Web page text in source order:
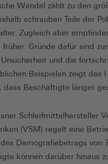
Wandel zählt zu den
schrauben Teile der
Zugleich aber
früher. Gründe dafür sind
und die
Beispielen zeigt das
dass Beschäftigte länger
Schleifmittelhersteller
(VSM) regelt eine
Demografiebetrags von
können darüber hinaus